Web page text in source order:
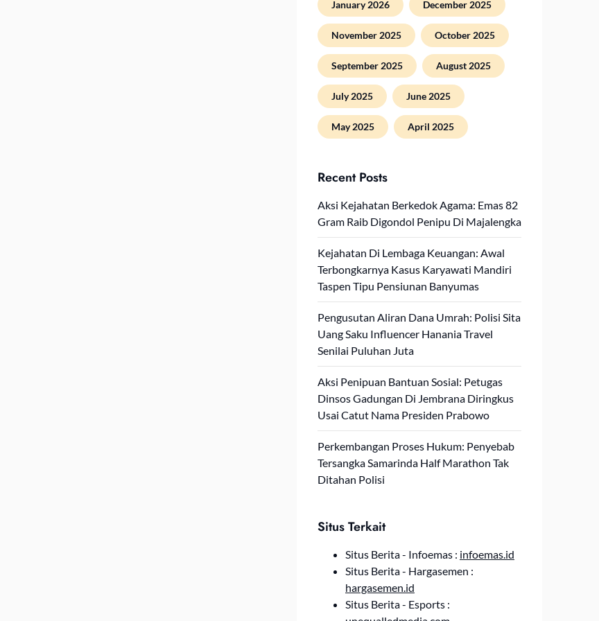
January 2026 December 2025
November 2025 October 2025
September 2025 August 2025
July 2025 June 2025
May 2025 April 2025
Recent Posts
Aksi Kejahatan Berkedok Agama: Emas 82
Gram Raib Digondol Penipu Di Majalengka
Kejahatan Di Lembaga Keuangan: Awal
Terbongkarnya Kasus Karyawati Mandiri
Taspen Tipu Pensiunan Banyumas
Pengusutan Aliran Dana Umrah: Polisi Sita
Uang Saku Influencer Hanania Travel
Senilai Puluhan Juta
Aksi Penipuan Bantuan Sosial: Petugas
Dinsos Gadungan Di Jembrana Diringkus
Usai Catut Nama Presiden Prabowo
Perkembangan Proses Hukum: Penyebab
Tersangka Samarinda Half Marathon Tak
Ditahan Polisi
Situs Terkait
Situs Berita - Infoemas : infoemas.id
Situs Berita - Hargasemen :
hargasemen.id
Situs Berita - Esports :